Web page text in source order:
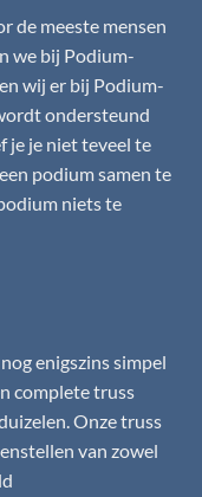
de meeste mensen
we bij Podium-
wij er bij Podium-
ondersteund
je je niet teveel te
podium samen te
niets te
enigszins simpel
complete truss
Onze truss
van zowel